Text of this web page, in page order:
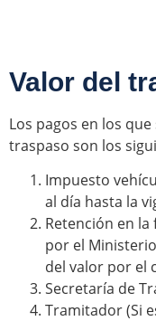
Valor del
Los pagos en los
traspaso son los
Impuesto
al día hasta la
Retención en la
por el
del valor por el
Secretaría de
Tramitador (Si